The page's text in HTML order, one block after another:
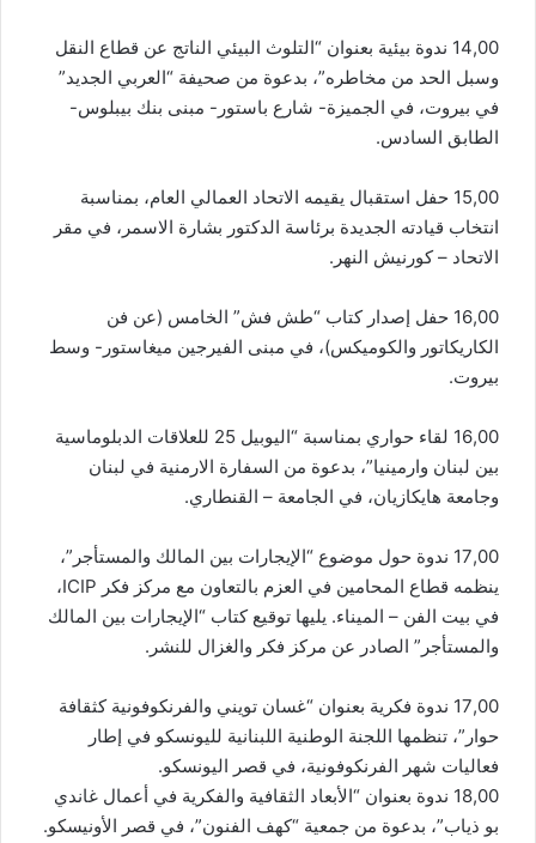
14,00 ندوة بيئية بعنوان “التلوث البيئي الناتج عن قطاع النقل
وسبل الحد من مخاطره”، بدعوة من صحيفة “العربي الجديد”
في بيروت، في الجميزة- شارع باستور- مبنى بنك بيبلوس-
الطابق السادس.
15,00 حفل استقبال يقيمه الاتحاد العمالي العام، بمناسبة
انتخاب قيادته الجديدة برئاسة الدكتور بشارة الاسمر، في مقر
الاتحاد – كورنيش النهر.
16,00 حفل إصدار كتاب “طش فش” الخامس (عن فن
الكاريكاتور والكوميكس)، في مبنى الفيرجين ميغاستور- وسط
بيروت.
16,00 لقاء حواري بمناسبة “اليوبيل 25 للعلاقات الدبلوماسية
بين لبنان وارمينيا”، بدعوة من السفارة الارمنية في لبنان
وجامعة هايكازيان، في الجامعة – القنطاري.
17,00 ندوة حول موضوع “الإيجارات بين المالك والمستأجر”،
ينظمه قطاع المحامين في العزم بالتعاون مع مركز فكر ICIP،
في بيت الفن – الميناء. يليها توقيع كتاب “الإيجارات بين المالك
والمستأجر” الصادر عن مركز فكر والغزال للنشر.
17,00 ندوة فكرية بعنوان “غسان تويني والفرنكوفونية كثقافة
حوار”، تنظمها اللجنة الوطنية اللبنانية لليونسكو في إطار
فعاليات شهر الفرنكوفونية، في قصر اليونسكو.
18,00 ندوة بعنوان “الأبعاد الثقافية والفكرية في أعمال غاندي
بو ذياب”، بدعوة من جمعية “كهف الفنون”، في قصر الأونيسكو.